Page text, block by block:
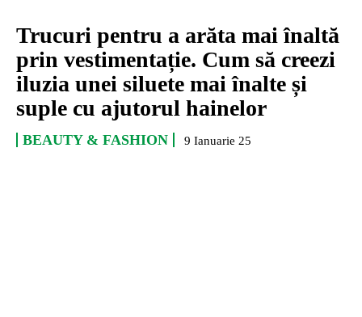
Trucuri pentru a arăta mai înaltă
prin vestimentație. Cum să creezi
iluzia unei siluete mai înalte și
suple cu ajutorul hainelor
BEAUTY & FASHION 9 Ianuarie 25